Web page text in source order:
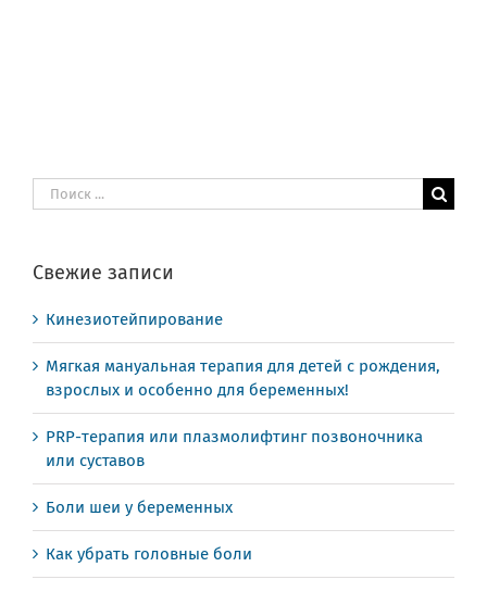
Результат
поиска:
Свежие записи
Кинезиотейпирование
Мягкая мануальная терапия для детей с рождения,
взрослых и особенно для беременных!
PRP-терапия или плазмолифтинг позвоночника
или суставов
Боли шеи у беременных
Как убрать головные боли